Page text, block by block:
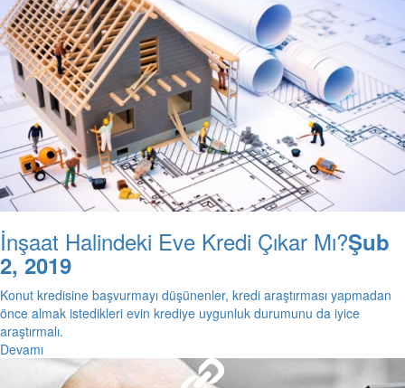
İnşaat Halindeki Eve Kredi Çıkar Mı?Şub
2, 2019
Konut kredisine başvurmayı düşünenler, kredi araştırması yapmadan
önce almak istedikleri evin krediye uygunluk durumunu da iyice
araştırmalı.
Devamı